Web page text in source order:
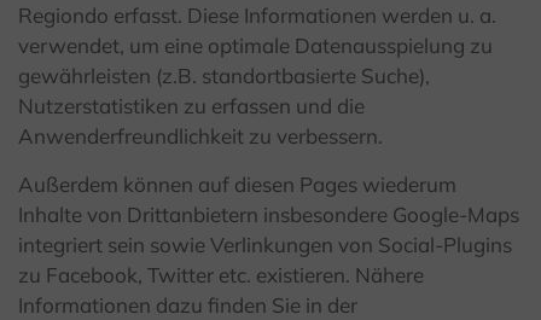
Regiondo erfasst. Diese Informationen werden u. a.
verwendet, um eine optimale Datenausspielung zu
gewährleisten (z.B. standortbasierte Suche),
Nutzerstatistiken zu erfassen und die
Anwenderfreundlichkeit zu verbessern.
Außerdem können auf diesen Pages wiederum
Inhalte von Drittanbietern insbesondere Google-Maps
integriert sein sowie Verlinkungen von Social-Plugins
zu Facebook, Twitter etc. existieren. Nähere
Informationen dazu finden Sie in der